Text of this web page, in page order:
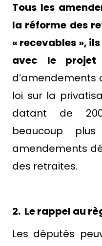
Tous les
la réforme des
« recevables »,
avec le
d’amendements
loi sur la
datant de
beaucoup
amendements
des retraites.
2. Le rappel au
Les députés